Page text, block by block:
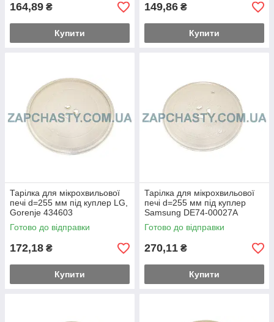
164,89 ₴
Купити
149,86 ₴
Купити
Тарілка для мікрохвильової
печі d=255 мм під куплер LG,
Gorenje 434603
Готово до відправки
172,18 ₴
Купити
Тарілка для мікрохвильової
печі d=255 мм під куплер
Samsung DE74-00027A
Готово до відправки
270,11 ₴
Купити